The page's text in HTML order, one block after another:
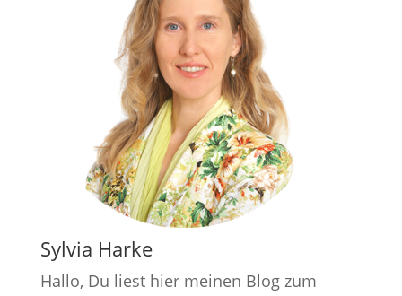
Sylvia Harke
Hallo, Du liest hier meinen Blog zum